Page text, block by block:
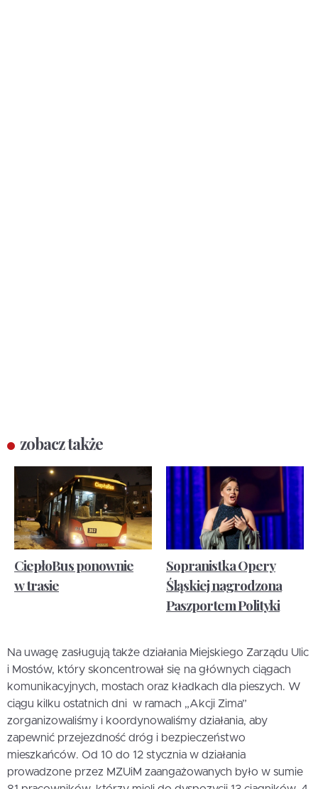
zobacz także
CiepłoBus ponownie
w trasie
Sopranistka Opery
Śląskiej nagrodzona
Paszportem Polityki
Na uwagę zasługują także działania Miejskiego Zarządu Ulic
i Mostów, który skoncentrował się na głównych ciągach
komunikacyjnych, mostach oraz kładkach dla pieszych. W
ciągu kilku ostatnich dni w ramach „Akcji Zima”
zorganizowaliśmy i koordynowaliśmy działania, aby
zapewnić przejezdność dróg i bezpieczeństwo
mieszkańców. Od 10 do 12 stycznia w działania
prowadzone przez MZUiM zaangażowanych było w sumie